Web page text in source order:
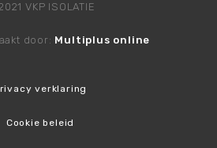
VKP ISOLATIE
door: Multiplus online
verklaring
Cookie beleid